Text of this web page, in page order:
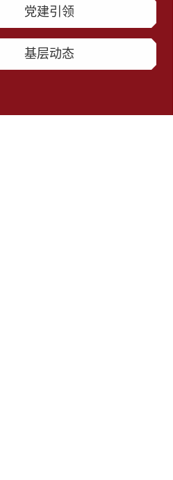
党建引领
基层动态